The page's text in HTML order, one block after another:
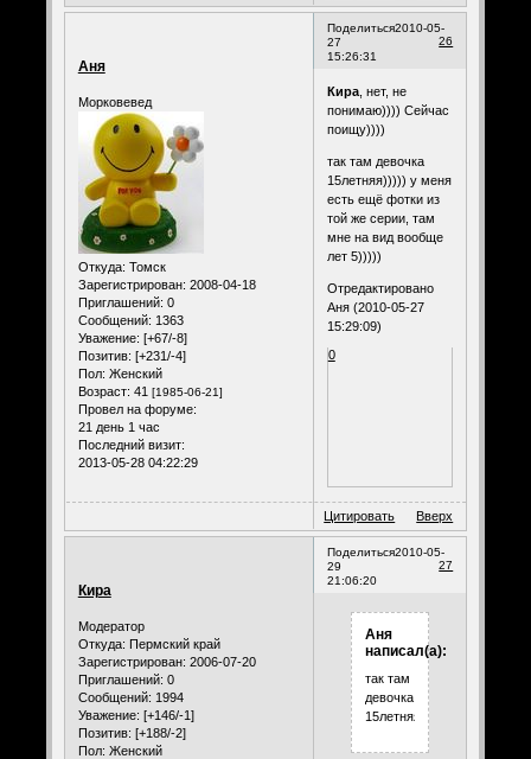
Поделиться
26
2010-05-
27
15:26:31
Аня
Морковевед
Откуда: Томск
Зарегистрирован: 2008-04-18
Приглашений: 0
Сообщений: 1363
Уважение: [+67/-8]
Позитив: [+231/-4]
Пол: Женский
Возраст: 41 [1985-06-21]
Провел на форуме:
21 день 1 час
Последний визит:
2013-05-28 04:22:29
Кира, нет, не
понимаю)))) Сейчас
поищу))))
так там девочка
15летняя))))) у меня
есть ещё фотки из
той же серии, там
мне на вид вообще
лет 5)))))
Отредактировано
Аня (2010-05-27
15:29:09)
0
Цитировать Вверх
Поделиться
27
2010-05-
29
21:06:20
Кира
Модератор
Откуда: Пермский край
Зарегистрирован: 2006-07-20
Приглашений: 0
Сообщений: 1994
Уважение: [+146/-1]
Позитив: [+188/-2]
Пол: Женский
Аня
написал(а):
так там
девочка
15летняя))))